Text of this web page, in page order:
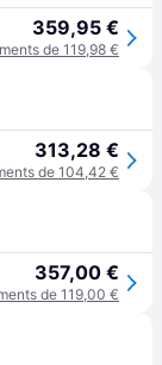
359,95 €
de 119,98 €
313,28 €
de 104,42 €
357,00 €
de 119,00 €